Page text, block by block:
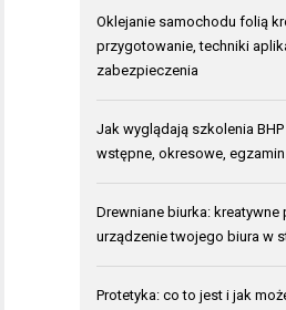
Oklejanie samochodu folią
przygotowanie, techniki
zabezpieczenia
Jak wyglądają szkolenia
wstępne, okresowe,
Drewniane biurka: kreatywne
urządzenie twojego biura w
Protetyka: co to jest i jak